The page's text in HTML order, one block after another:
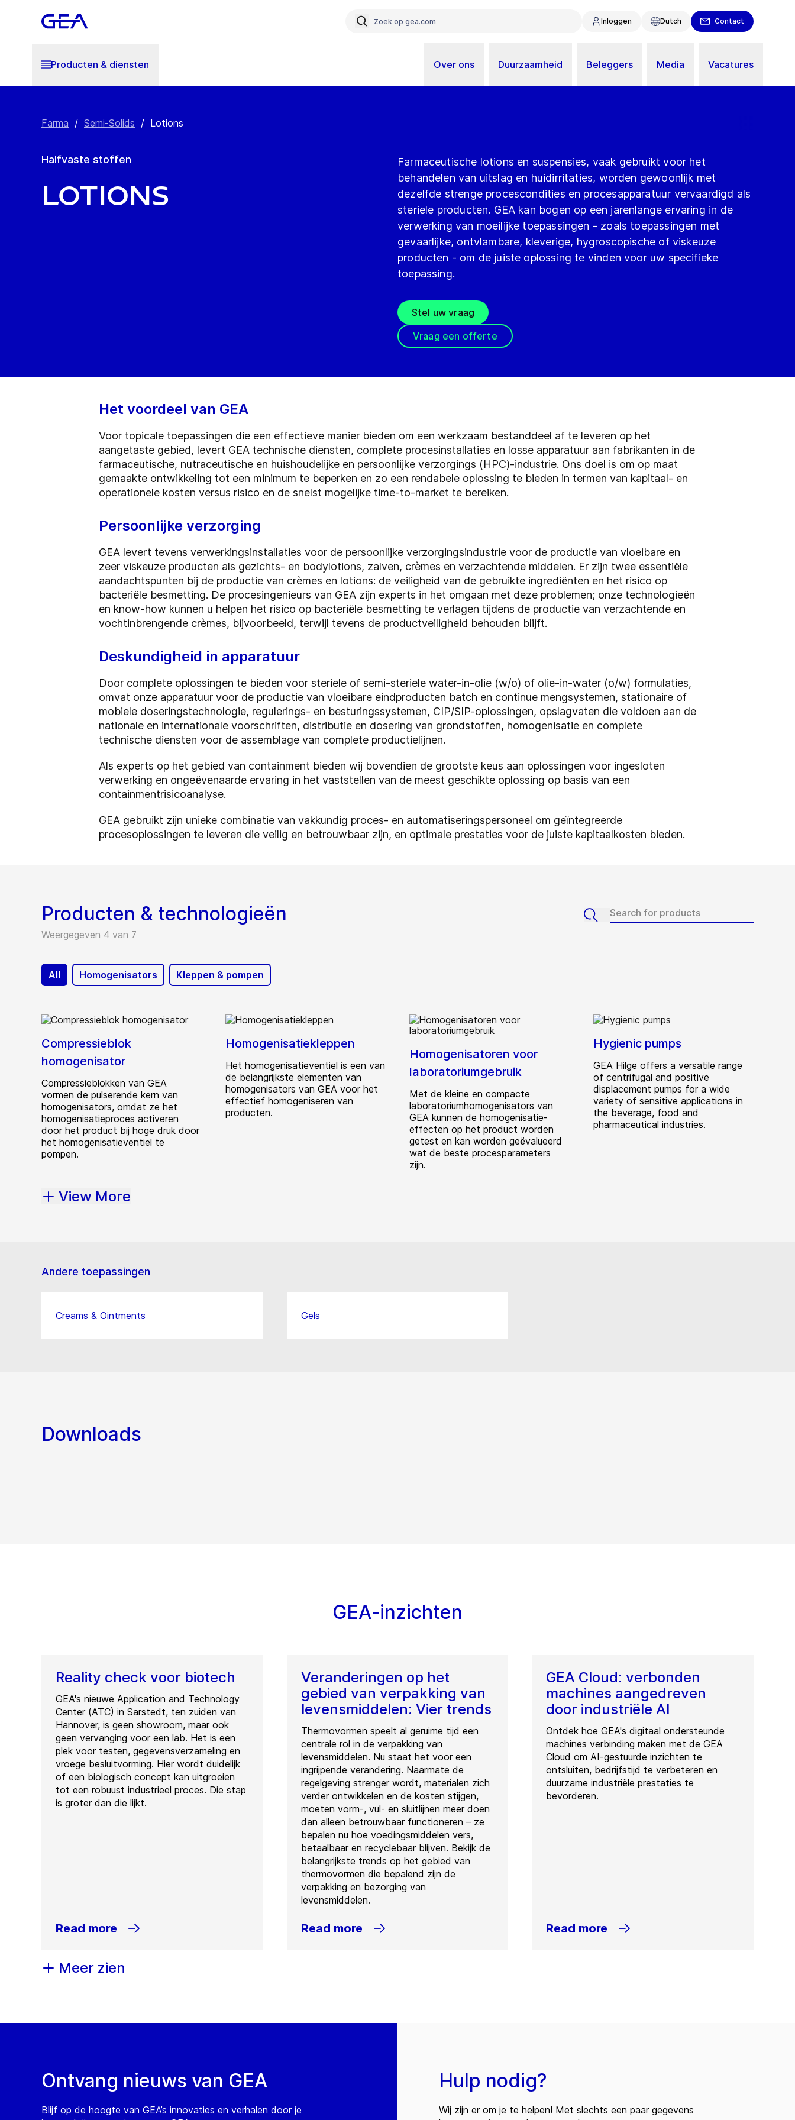
Inloggen Dutch Contact
Producten & diensten Over ons Duurzaamheid Beleggers Media Vacatures
Farma / Semi-Solids / Lotions
Halfvaste stoffen
Lotions
Farmaceutische lotions en suspensies, vaak gebruikt voor het
behandelen van uitslag en huidirritaties, worden gewoonlijk met
dezelfde strenge procescondities en procesapparatuur vervaardigd als
steriele producten. GEA kan bogen op een jarenlange ervaring in de
verwerking van moeilijke toepassingen - zoals toepassingen met
gevaarlijke, ontvlambare, kleverige, hygroscopische of viskeuze
producten - om de juiste oplossing te vinden voor uw specifieke
toepassing.
Stel uw vraag
Vraag een offerte
Het voordeel van GEA
Voor topicale toepassingen die een effectieve manier bieden om een werkzaam bestanddeel af te leveren op het
aangetaste gebied, levert GEA technische diensten, complete procesinstallaties en losse apparatuur aan fabrikanten in de
farmaceutische, nutraceutische en huishoudelijke en persoonlijke verzorgings (HPC)-industrie. Ons doel is om op maat
gemaakte ontwikkeling tot een minimum te beperken en zo een rendabele oplossing te bieden in termen van kapitaal- en
operationele kosten versus risico en de snelst mogelijke time-to-market te bereiken.
Persoonlijke verzorging
GEA levert tevens verwerkingsinstallaties voor de persoonlijke verzorgingsindustrie voor de productie van vloeibare en
zeer viskeuze producten als gezichts- en bodylotions, zalven, crèmes en verzachtende middelen. Er zijn twee essentiële
aandachtspunten bij de productie van crèmes en lotions: de veiligheid van de gebruikte ingrediënten en het risico op
bacteriële besmetting. De procesingenieurs van GEA zijn experts in het omgaan met deze problemen; onze technologieën
en know-how kunnen u helpen het risico op bacteriële besmetting te verlagen tijdens de productie van verzachtende en
vochtinbrengende crèmes, bijvoorbeeld, terwijl tevens de productveiligheid behouden blijft.
Deskundigheid in apparatuur
Door complete oplossingen te bieden voor steriele of semi-steriele water-in-olie (w/o) of olie-in-water (o/w) formulaties,
omvat onze apparatuur voor de productie van vloeibare eindproducten batch en continue mengsystemen, stationaire of
mobiele doseringstechnologie, regulerings- en besturingssystemen, CIP/SIP-oplossingen, opslagvaten die voldoen aan de
nationale en internationale voorschriften, distributie en dosering van grondstoffen, homogenisatie en complete
technische diensten voor de assemblage van complete productielijnen.
Als experts op het gebied van containment bieden wij bovendien de grootste keus aan oplossingen voor ingesloten
verwerking en ongeëvenaarde ervaring in het vaststellen van de meest geschikte oplossing op basis van een
containmentrisicoanalyse.
GEA gebruikt zijn unieke combinatie van vakkundig proces- en automatiseringspersoneel om geïntegreerde
procesoplossingen te leveren die veilig en betrouwbaar zijn, en optimale prestaties voor de juiste kapitaalkosten bieden.
Producten & technologieën
Weergegeven 4 van 7
All Homogenisators Kleppen & pompen
Compressieblok
homogenisator
Compressieblokken van GEA
vormen de pulserende kern van
homogenisators, omdat ze het
homogenisatieproces activeren
door het product bij hoge druk door
het homogenisatieventiel te
pompen.
Homogenisatiekleppen
Het homogenisatieventiel is een van
de belangrijkste elementen van
homogenisators van GEA voor het
effectief homogeniseren van
producten.
Homogenisatoren voor
laboratoriumgebruik
Met de kleine en compacte
laboratoriumhomogenisators van
GEA kunnen de homogenisatie-
effecten op het product worden
getest en kan worden geëvalueerd
wat de beste procesparameters
zijn.
Hygienic pumps
GEA Hilge offers a versatile range
of centrifugal and positive
displacement pumps for a wide
variety of sensitive applications in
the beverage, food and
pharmaceutical industries.
View More
Andere toepassingen
Creams & Ointments Gels
Downloads
GEA-inzichten
Reality check voor biotech
GEA's nieuwe Application and Technology
Center (ATC) in Sarstedt, ten zuiden van
Hannover, is geen showroom, maar ook
geen vervanging voor een lab. Het is een
plek voor testen, gegevensverzameling en
vroege besluitvorming. Hier wordt duidelijk
of een biologisch concept kan uitgroeien
tot een robuust industrieel proces. Die stap
is groter dan die lijkt.
Read more
Veranderingen op het
gebied van verpakking van
levensmiddelen: Vier trends
Thermovormen speelt al geruime tijd een
centrale rol in de verpakking van
levensmiddelen. Nu staat het voor een
ingrijpende verandering. Naarmate de
regelgeving strenger wordt, materialen zich
verder ontwikkelen en de kosten stijgen,
moeten vorm-, vul- en sluitlijnen meer doen
dan alleen betrouwbaar functioneren – ze
bepalen nu hoe voedingsmiddelen vers,
betaalbaar en recyclebaar blijven. Bekijk de
belangrijkste trends op het gebied van
thermovormen die bepalend zijn de
verpakking en bezorging van
levensmiddelen.
Read more
GEA Cloud: verbonden
machines aangedreven
door industriële AI
Ontdek hoe GEA's digitaal ondersteunde
machines verbinding maken met de GEA
Cloud om AI-gestuurde inzichten te
ontsluiten, bedrijfstijd te verbeteren en
duurzame industriële prestaties te
bevorderen.
Read more
Meer zien
Ontvang nieuws van GEA
Blijf op de hoogte van GEA’s innovaties en verhalen door je
Hulp nodig?
Wij zijn er om je te helpen! Met slechts een paar gegevens